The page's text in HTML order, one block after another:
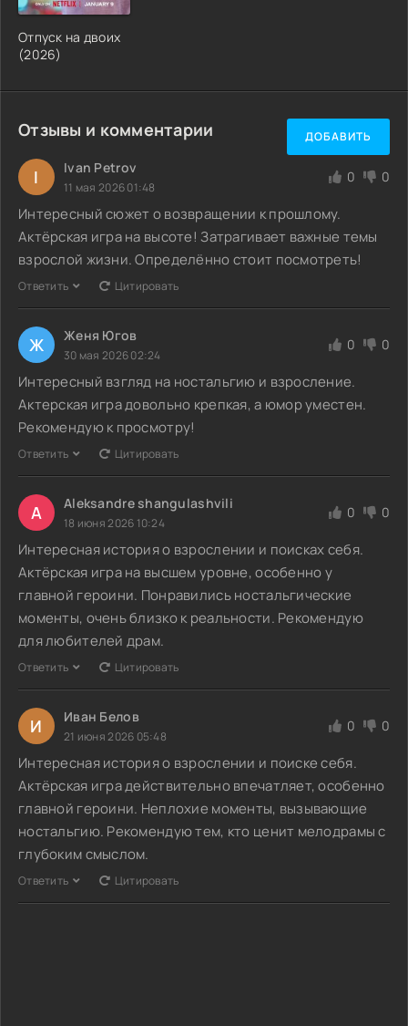
Отпуск на двоих
(2026)
Отзывы и комментарии ДОБАВИТЬ
I Ivan Petrov
11 мая 2026 01:48
0 0
Интересный сюжет о возвращении к прошлому.
Актёрская игра на высоте! Затрагивает важные темы
взрослой жизни. Определённо стоит посмотреть!
Ответить Цитировать
Ж Женя Югов
30 мая 2026 02:24
0 0
Интересный взгляд на ностальгию и взросление.
Актерская игра довольно крепкая, а юмор уместен.
Рекомендую к просмотру!
Ответить Цитировать
A Aleksandre shangulashvili
18 июня 2026 10:24
0 0
Интересная история о взрослении и поисках себя.
Актёрская игра на высшем уровне, особенно у
главной героини. Понравились ностальгические
моменты, очень близко к реальности. Рекомендую
для любителей драм.
Ответить Цитировать
И Иван Белов
21 июня 2026 05:48
0 0
Интересная история о взрослении и поиске себя.
Актёрская игра действительно впечатляет, особенно
главной героини. Неплохие моменты, вызывающие
ностальгию. Рекомендую тем, кто ценит мелодрамы с
глубоким смыслом.
Ответить Цитировать